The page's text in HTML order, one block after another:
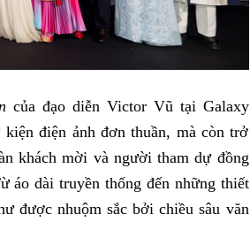
của đạo diễn Victor Vũ tại Galaxy
điện ảnh đơn thuần, mà còn trở
khách mời và người tham dự đồng
áo dài truyền thống đến những thiết
được nhuộm sắc bởi chiều sâu văn